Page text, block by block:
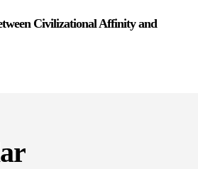
Civilizational Affinity and